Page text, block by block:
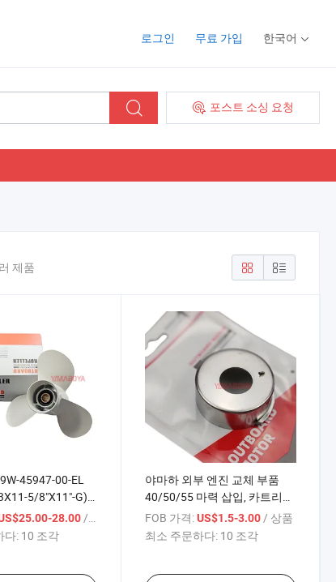
로그인 무료 가입 한국어
포스트 소싱 요청
제품
45947-00-EL
5/8"X11"-G)
50/55HP
F60 외부 엔진
28.00/ 상품
다: 10 조각
야마하 외부 엔진 교체 부품
40/50/55 마력 삽입, 카트리지
63D-44322-40
FOB 가격: US$1.5-3.00/ 상품
최소 주문하다: 10 조각